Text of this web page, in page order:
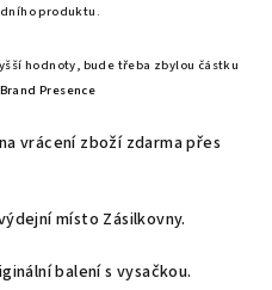
produktu.
hodnoty, bude třeba zbylou částku
Presence
vrácení zboží zdarma přes
místo Zásilkovny.
balení s vysačkou.